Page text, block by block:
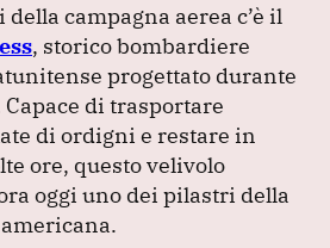
campagna aerea c’è il
, storico bombardiere
progettato durante
Capace di trasportare
di ordigni e restare in
ore, questo velivolo
oggi uno dei pilastri della